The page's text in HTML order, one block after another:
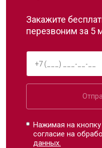
Закажите
перезвоним за 5
Нажимая на
согласие на
данных.